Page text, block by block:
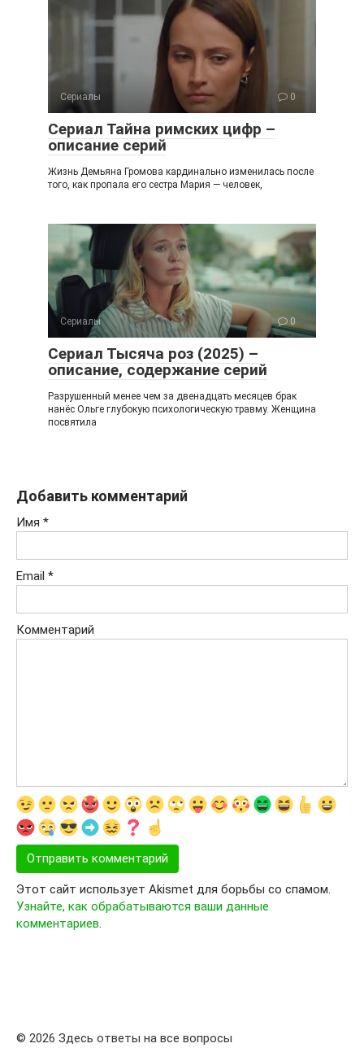
Сериалы 0
Сериал Тайна римских цифр –
описание серий
Жизнь Демьяна Громова кардинально изменилась после
того, как пропала его сестра Мария — человек,
Сериалы 0
Сериал Тысяча роз (2025) –
описание, содержание серий
Разрушенный менее чем за двенадцать месяцев брак
нанёс Ольге глубокую психологическую травму. Женщина
посвятила
Добавить комментарий
Имя *
Email *
Комментарий
Этот сайт использует Akismet для борьбы со спамом.
Узнайте, как обрабатываются ваши данные
комментариев.
© 2026 Здесь ответы на все вопросы